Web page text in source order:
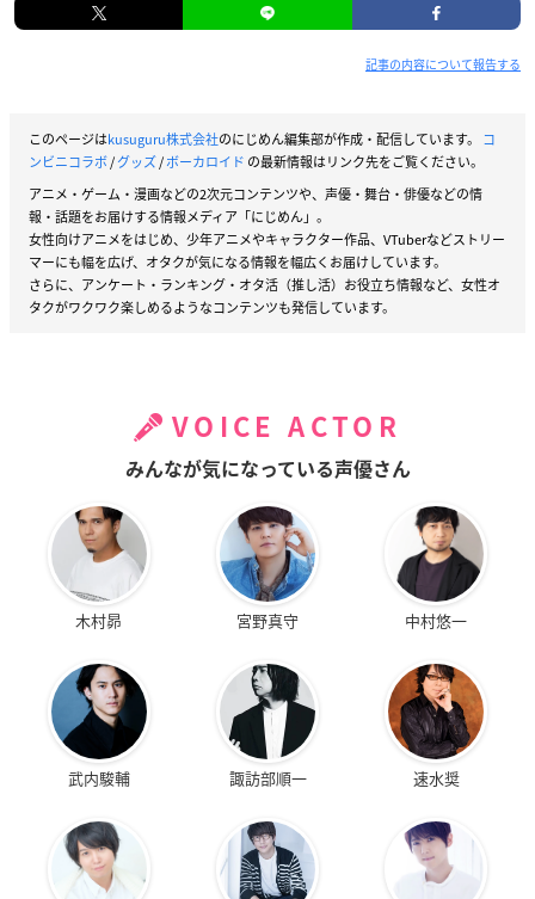
記事の内容について報告する
このページはkusuguru株式会社のにじめん編集部が作成・配信しています。 コ
ンビニコラボ/グッズ/ボーカロイド の最新情報はリンク先をご覧ください。
アニメ・ゲーム・漫画などの2次元コンテンツや、声優・舞台・俳優などの情
報・話題をお届けする情報メディア「にじめん」。
女性向けアニメをはじめ、少年アニメやキャラクター作品、VTuberなどストリー
マーにも幅を広げ、オタクが気になる情報を幅広くお届けしています。
さらに、アンケート・ランキング・オタ活（推し活）お役立ち情報など、女性オ
タクがワクワク楽しめるようなコンテンツも発信しています。
VOICE ACTOR
みんなが気になっている声優さん
木村昴 宮野真守 中村悠一
武内駿輔 諏訪部順一 速水奨